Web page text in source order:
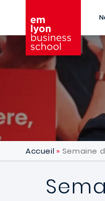
Accueil Semaine